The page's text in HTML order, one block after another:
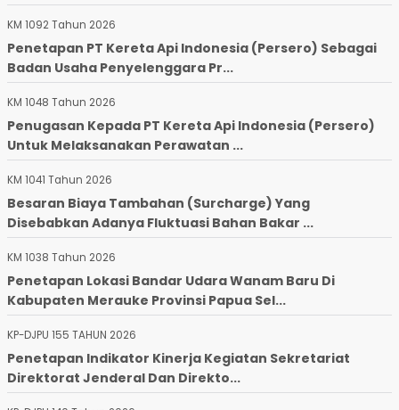
KM 1092 Tahun 2026
Penetapan PT Kereta Api Indonesia (Persero) Sebagai
Badan Usaha Penyelenggara Pr...
KM 1048 Tahun 2026
Penugasan Kepada PT Kereta Api Indonesia (Persero)
Untuk Melaksanakan Perawatan ...
KM 1041 Tahun 2026
Besaran Biaya Tambahan (Surcharge) Yang
Disebabkan Adanya Fluktuasi Bahan Bakar ...
KM 1038 Tahun 2026
Penetapan Lokasi Bandar Udara Wanam Baru Di
Kabupaten Merauke Provinsi Papua Sel...
KP-DJPU 155 TAHUN 2026
Penetapan Indikator Kinerja Kegiatan Sekretariat
Direktorat Jenderal Dan Direkto...